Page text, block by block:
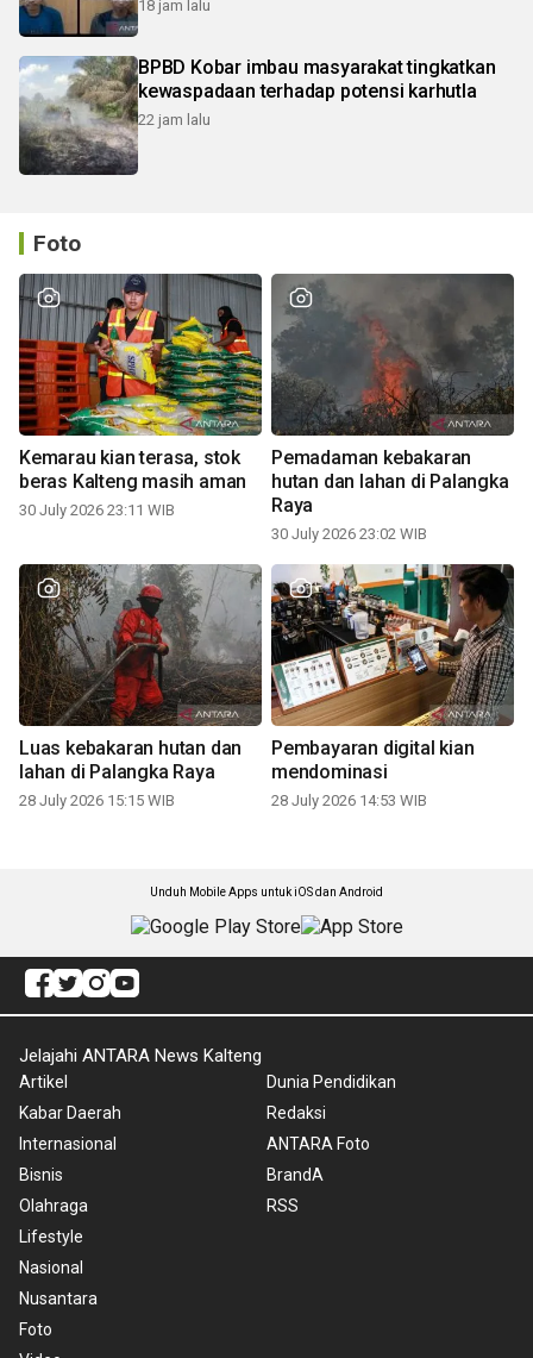
18 jam lalu
BPBD Kobar imbau masyarakat tingkatkan
kewaspadaan terhadap potensi karhutla
22 jam lalu
Foto
Kemarau kian terasa, stok
beras Kalteng masih aman
30 July 2026 23:11 WIB
Pemadaman kebakaran
hutan dan lahan di Palangka
Raya
30 July 2026 23:02 WIB
Luas kebakaran hutan dan
lahan di Palangka Raya
28 July 2026 15:15 WIB
Pembayaran digital kian
mendominasi
28 July 2026 14:53 WIB
Unduh Mobile Apps untuk iOS dan Android
Jelajahi ANTARA News Kalteng
Artikel
Kabar Daerah
Internasional
Bisnis
Olahraga
Lifestyle
Nasional
Nusantara
Foto
Dunia Pendidikan
Redaksi
ANTARA Foto
BrandA
RSS